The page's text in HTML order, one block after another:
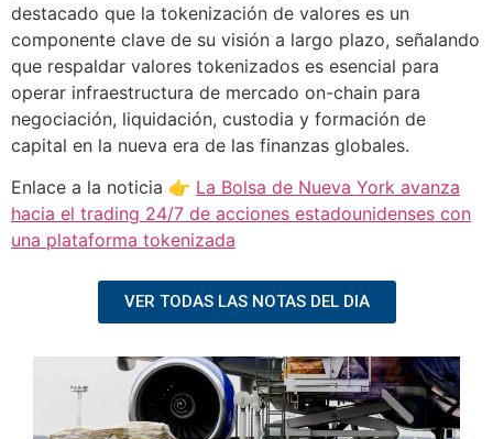
destacado que la tokenización de valores es un
componente clave de su visión a largo plazo, señalando
que respaldar valores tokenizados es esencial para
operar infraestructura de mercado on-chain para
negociación, liquidación, custodia y formación de
capital en la nueva era de las finanzas globales.
Enlace a la noticia 👉 La Bolsa de Nueva York avanza
hacia el trading 24/7 de acciones estadounidenses con
una plataforma tokenizada
VER TODAS LAS NOTAS DEL DIA